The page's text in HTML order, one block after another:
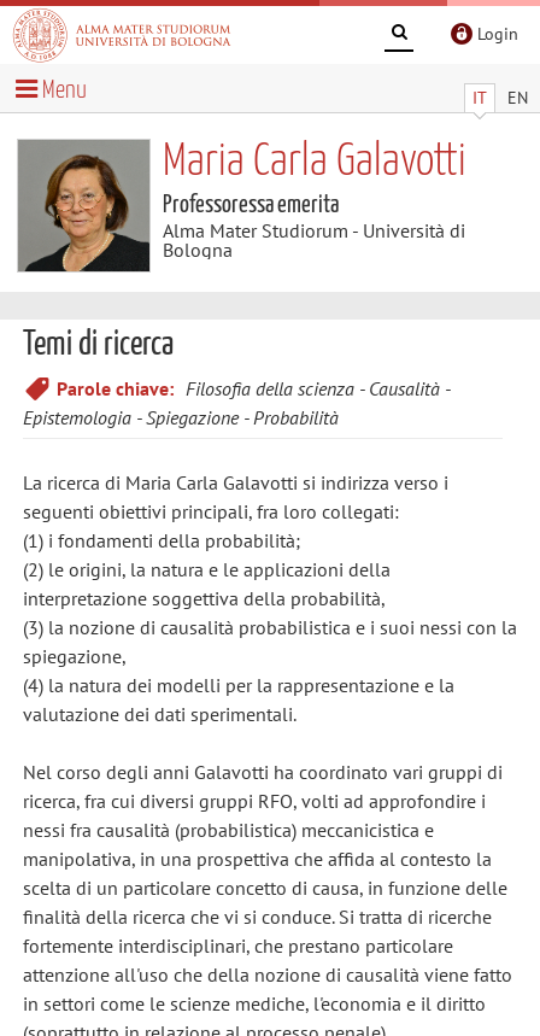
Login
IT EN
Menu
Maria Carla Galavotti
Professoressa emerita
Alma Mater Studiorum - Università di
Bologna
Temi di ricerca
Parole chiave: Filosofia della scienza
Causalità
Epistemologia
Spiegazione Probabilità
La ricerca di Maria Carla Galavotti si indirizza verso i
seguenti obiettivi principali, fra loro collegati:
(1) i fondamenti della probabilità;
(2) le origini, la natura e le applicazioni della
interpretazione soggettiva della probabilità,
(3) la nozione di causalità probabilistica e i suoi nessi con la
spiegazione,
(4) la natura dei modelli per la rappresentazione e la
valutazione dei dati sperimentali.
Nel corso degli anni Galavotti ha coordinato vari gruppi di
ricerca, fra cui diversi gruppi RFO, volti ad approfondire i
nessi fra causalità (probabilistica) meccanicistica e
manipolativa, in una prospettiva che affida al contesto la
scelta di un particolare concetto di causa, in funzione delle
finalità della ricerca che vi si conduce. Si tratta di ricerche
fortemente interdisciplinari, che prestano particolare
attenzione all'uso che della nozione di causalità viene fatto
in settori come le scienze mediche, l'economia e il diritto